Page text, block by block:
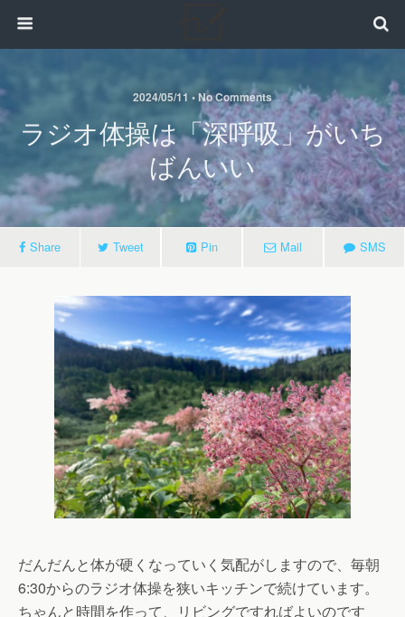
2024/05/11 • No Comments
ラジオ体操は「深呼吸」がいち
ばんいい
Share Tweet Pin Mail SMS
だんだんと体が硬くなっていく気配がしますので、毎朝
6:30からのラジオ体操を狭いキッチンで続けています。
ちゃんと時間を作って、リビングですればよいのです